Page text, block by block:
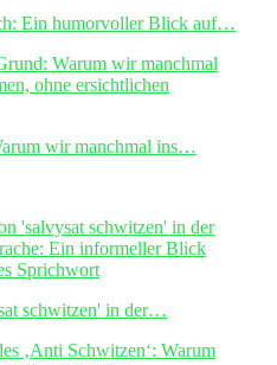
Ein humorvoller Blick auf…
wir manchmal ins…
schwitzen' in der…